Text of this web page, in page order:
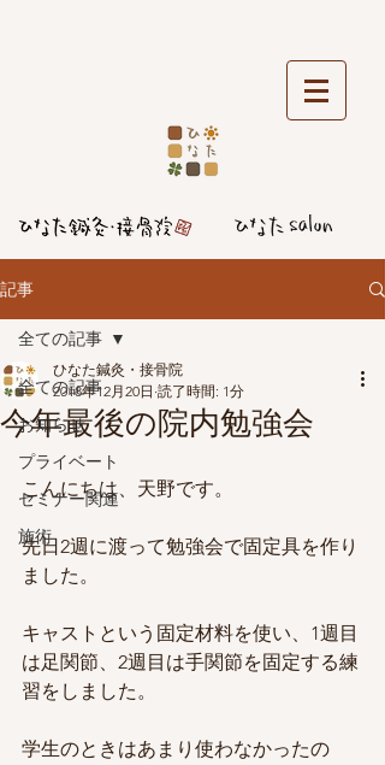
記事
全ての記事
お知らせ
プライベート
セミナー関連
施術
全ての記事
今年最後の院内勉強会
ひなた鍼灸・接骨院
2018年12月20日 読了時間: 1分
こんにちは、天野です。
先日2週に渡って勉強会で固定具を作り
ました。
キャストという固定材料を使い、1週目
は足関節、2週目は手関節を固定する練
習をしました。
学生のときはあまり使わなかったの